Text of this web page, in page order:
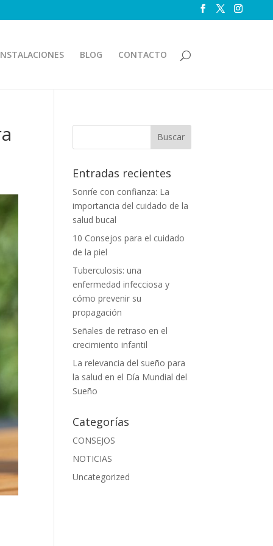
BLOG CONTACTO
Entradas recientes
Sonríe con confianza: La
importancia del cuidado de la
salud bucal
10 Consejos para el cuidado
de la piel
Tuberculosis: una
enfermedad infecciosa y
cómo prevenir su
propagación
Señales de retraso en el
crecimiento infantil
La relevancia del sueño para
la salud en el Día Mundial del
Sueño
Categorías
CONSEJOS
NOTICIAS
Uncategorized